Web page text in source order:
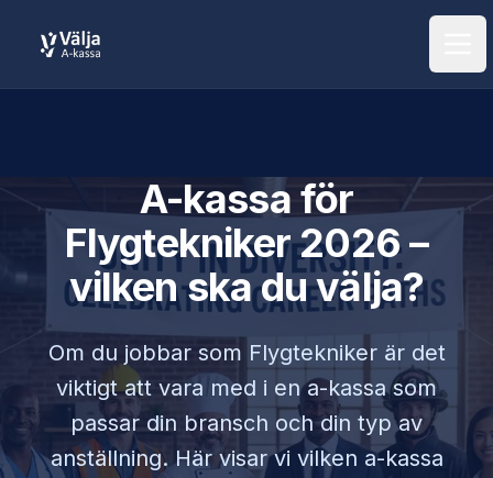
A-kassa för
Flygtekniker2026 –
vilken ska du välja?
Om du jobbar som Flygteknikerär det
viktigt att vara med i en a-kassa som
passar din bransch och din typ av
anställning. Här visar vi vilken a-kassa